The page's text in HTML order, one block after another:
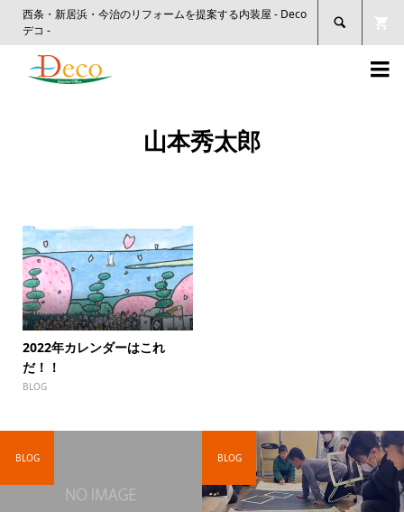
西条・新居浜・今治のリフォームを提案する内装屋 - Deco
デコ -


山本秀太郎
2022年カレンダーはこれ
だ！！
BLOG
BLOG BLOG